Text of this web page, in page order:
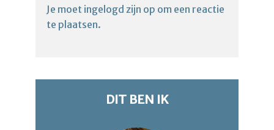
Je moet ingelogd zijn op om een reactie
te plaatsen.
DIT BEN IK